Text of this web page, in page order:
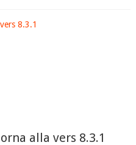
alla vers 8.3.1